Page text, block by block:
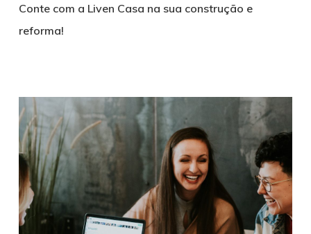
Conte com a Liven Casa na sua construção e
reforma!